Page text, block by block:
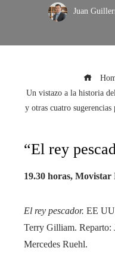
Juan
Un vistazo a la historia
y otras cuatro
“El rey
19.30 horas, Movistar
El rey pescador. EE
Terry Gilliam. Reparto:
Mercedes Ruehl.